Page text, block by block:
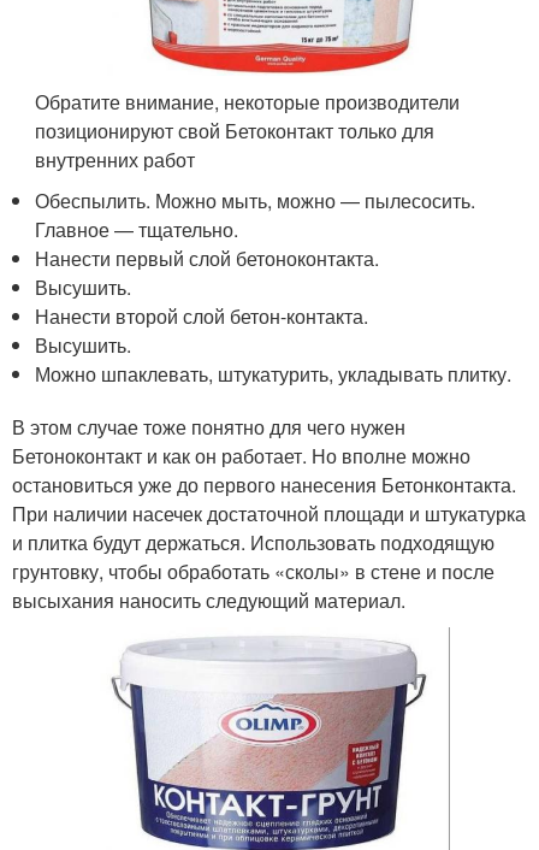
Обратите внимание, некоторые производители
позиционируют свой Бетоконтакт только для
внутренних работ
Обеспылить. Можно мыть, можно — пылесосить.
Главное — тщательно.
Нанести первый слой бетоноконтакта.
Высушить.
Нанести второй слой бетон-контакта.
Высушить.
Можно шпаклевать, штукатурить, укладывать плитку.
В этом случае тоже понятно для чего нужен
Бетоноконтакт и как он работает. Но вполне можно
остановиться уже до первого нанесения Бетонконтакта.
При наличии насечек достаточной площади и штукатурка
и плитка будут держаться. Использовать подходящую
грунтовку, чтобы обработать «сколы» в стене и после
высыхания наносить следующий материал.